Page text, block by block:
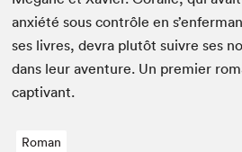
anx­iété sous con­trôle en
ses livres, devra plutôt suiv­re ses
dans leur aven­ture. Un pre­mier
captivant.
Roman